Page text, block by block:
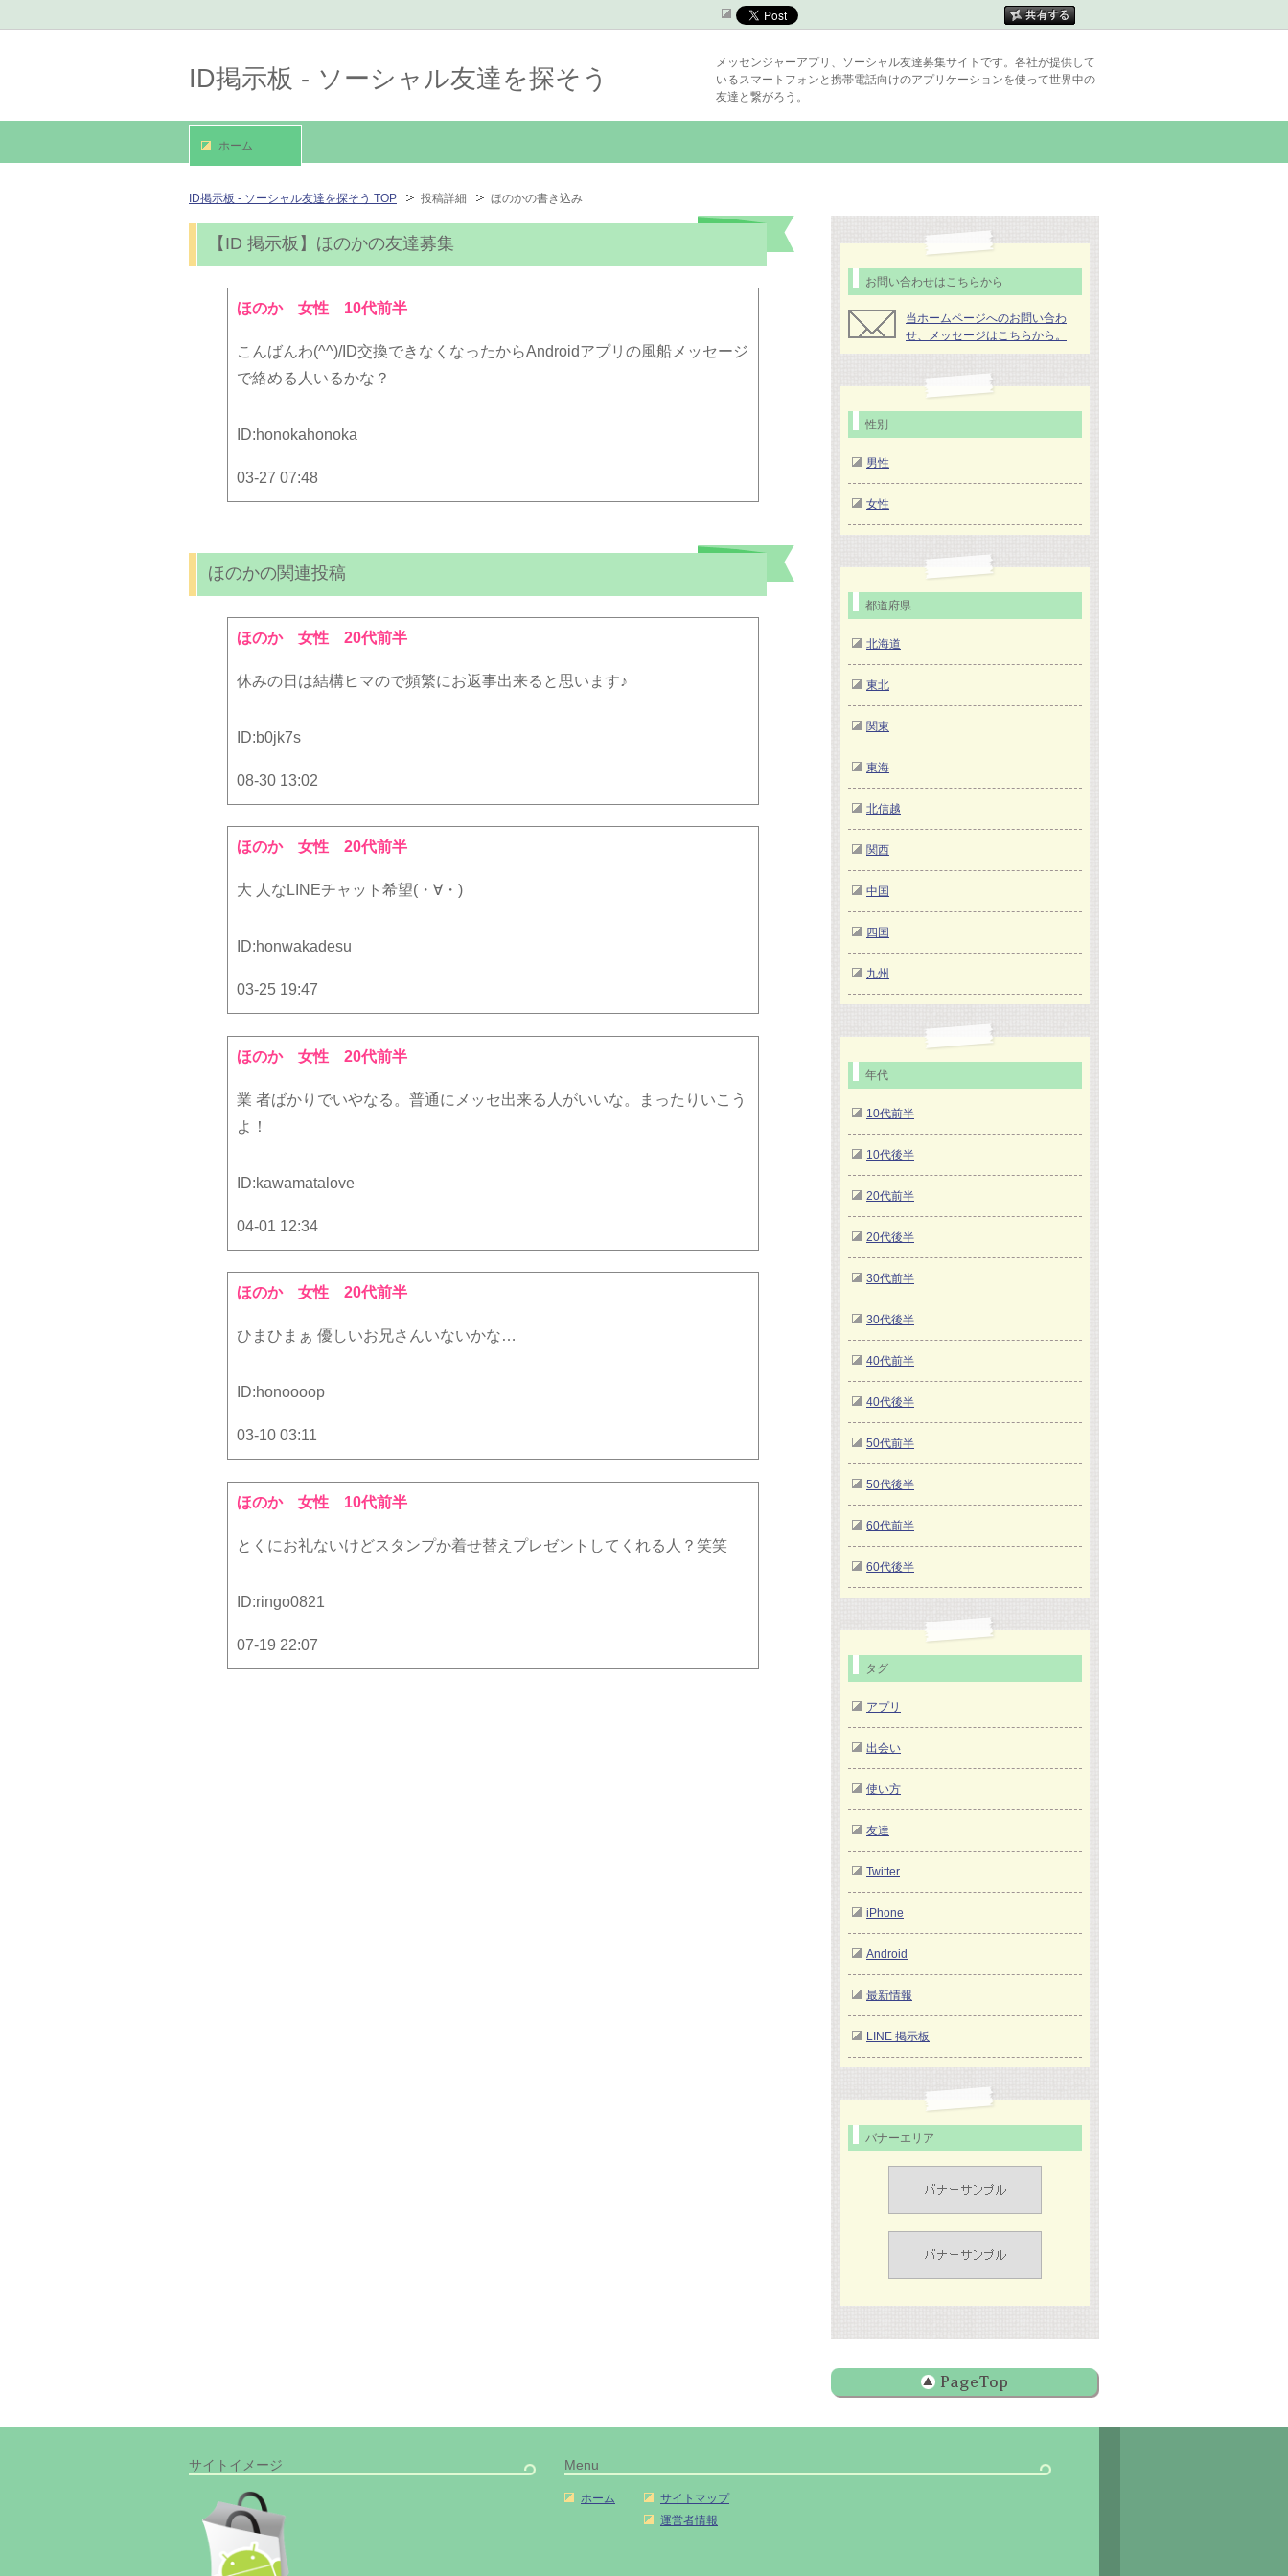
ID掲示板 - ソーシャル友達を探そう TOP 投稿詳細 ほのかの書き込み
【ID 掲示板】ほのかの友達募集
ほのか 女性 10代前半
こんばんわ(^^)/ID交換できなくなったからAndroidアプリの風船メッセージ
で絡める人いるかな？
ID:honokahonoka
03-27 07:48
ほのかの関連投稿
ほのか女性 20代前半
休みの日は結構ヒマので頻繁にお返事出来ると思います♪
ID:b0jk7s
08-30 13:02
ほのか女性 20代前半
大 人なLINEチャット希望(・∀・)
ID:honwakadesu
03-25 19:47
ほのか女性 20代前半
業 者ばかりでいやなる。普通にメッセ出来る人がいいな。まったりいこう
よ！
ID:kawamatalove
04-01 12:34
ほのか女性 20代前半
ひまひまぁ 優しいお兄さんいないかな…
ID:honoooop
03-10 03:11
ほのか女性 10代前半
とくにお礼ないけどスタンプか着せ替えプレゼントしてくれる人？笑笑
ID:ringo0821
07-19 22:07
お問い合わせはこちらから
当ホームページへのお問い合わ
せ、メッセージはこちらから。
性別
男性
女性
都道府県
北海道
東北
関東
東海
北信越
関西
中国
四国
九州
年代
10代前半
10代後半
20代前半
20代後半
30代前半
30代後半
40代前半
40代後半
50代前半
50代後半
60代前半
60代後半
タグ
アプリ
出会い
使い方
友達
Twitter
iPhone
Android
最新情報
LINE 掲示板
バナーエリア
サイトイメージ Menu
ホーム
サイトマップ
運営者情報
ID掲示板 - ソーシャル友達を探そう
メッセンジャーアプリ、ソーシャル友達募集サイトです。各社が提供して
いるスマートフォンと携帯電話向けのアプリケーションを使って世界中の
友達と繋がろう。
ホーム